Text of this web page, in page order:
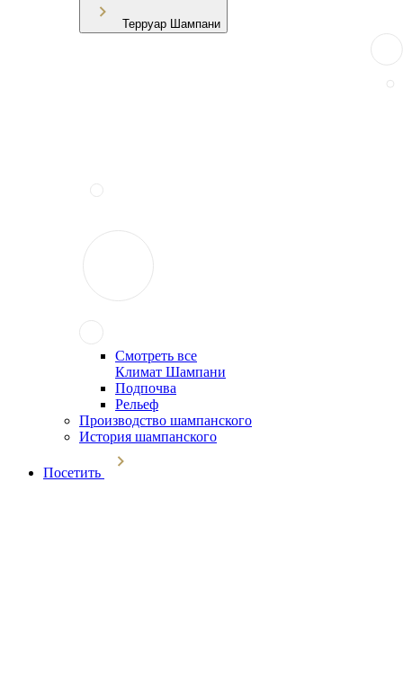
Терруар Шампани
Смотреть все
Климат Шампани
Подпочва
Рельеф
Производство шампанского
История шампанского
Посетить